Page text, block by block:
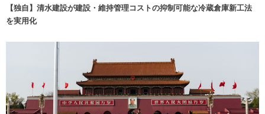
【独自】清水建設が建設・維持管理コストの抑制可能な冷蔵倉庫新工法
を実用化